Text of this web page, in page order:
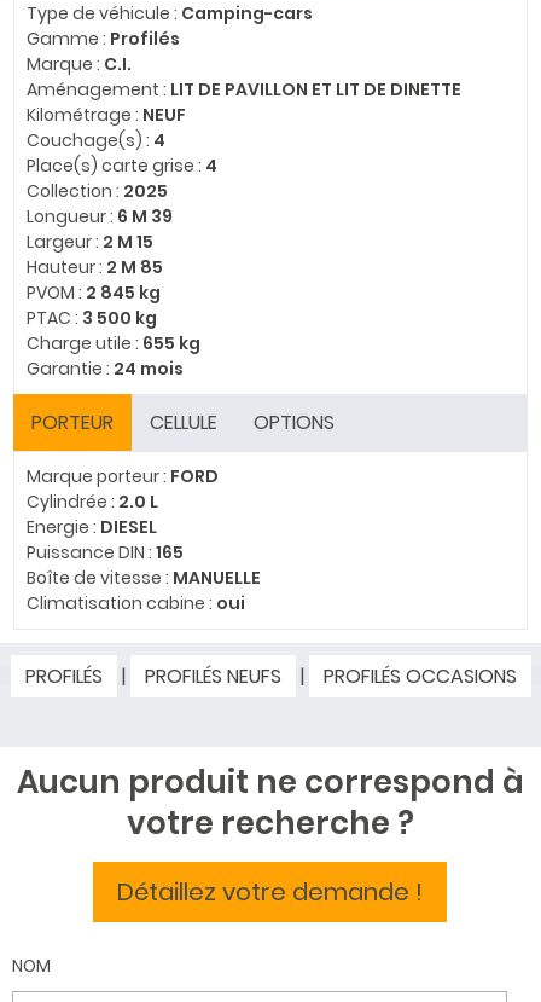
Type de véhicule : Camping-cars
Gamme : Profilés
Marque : C.I.
Aménagement : LIT DE PAVILLON ET LIT DE DINETTE
Kilométrage : NEUF
Couchage(s) : 4
Place(s) carte grise : 4
Collection : 2025
Longueur : 6 M 39
Largeur : 2 M 15
Hauteur : 2 M 85
PVOM : 2 845 kg
PTAC : 3 500 kg
Charge utile : 655 kg
Garantie : 24 mois
PORTEUR CELLULE OPTIONS
Marque porteur : FORD
Cylindrée : 2.0 L
Energie : DIESEL
Puissance DIN :165
Boîte de vitesse : MANUELLE
Climatisation cabine : oui
PROFILÉS | PROFILÉS NEUFS | PROFILÉS OCCASIONS
Aucun produit ne correspond à
votre recherche ?
Détaillez votre demande !
NOM